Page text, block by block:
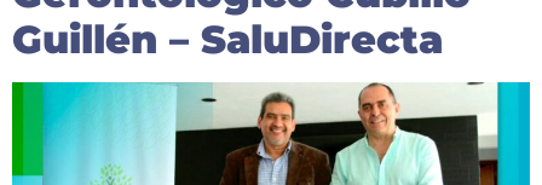
Guillén – SaluDirecta